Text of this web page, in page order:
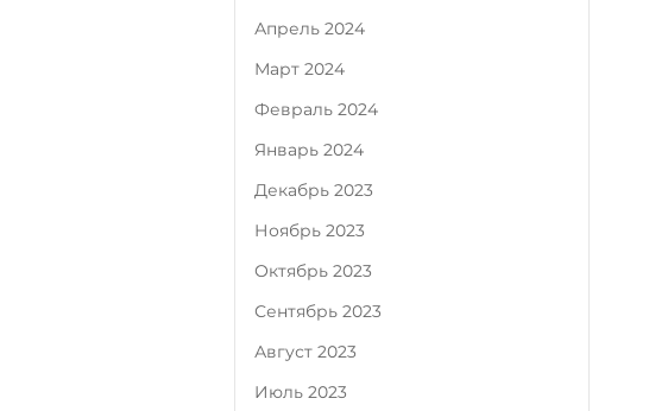
Апрель 2024
Март 2024
Февраль 2024
Январь 2024
Декабрь 2023
Ноябрь 2023
Октябрь 2023
Сентябрь 2023
Август 2023
Июль 2023